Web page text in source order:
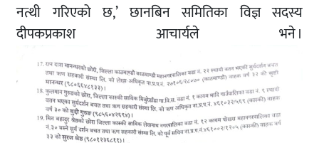
नत्थी गरिएको छ,’ छानबिन समितिका विज्ञ सदस्य
दीपकप्रकाश आचार्यले भने ।